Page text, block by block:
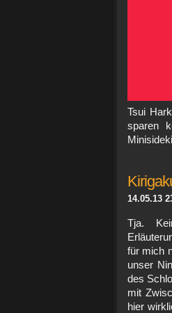
Tsui
sparen
14.05.13
Tja.
für mich
unser
des
mit
hier